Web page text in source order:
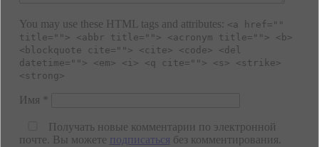
You may use these HTML tags and attributes: <a href=""
title=""> <abbr title=""> <acronym title=""> <b>
<blockquote cite=""> <cite> <code> <del
datetime=""> <em> <i> <q cite=""> <s> <strike>
<strong>
Имя
Получать новые комментарии по электронной
почте. Вы можете подписаться без комментирования.